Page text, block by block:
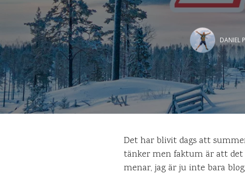
DANIEL
Det har blivit dags att
tänker men faktum är att det
menar, jag är ju inte bara